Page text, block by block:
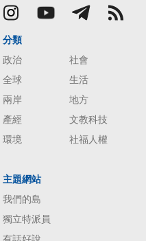
分類
政治
社會
全球
生活
兩岸
地方
產經
文教科技
環境
社福人權
主題網站
我們的島
獨立特派員